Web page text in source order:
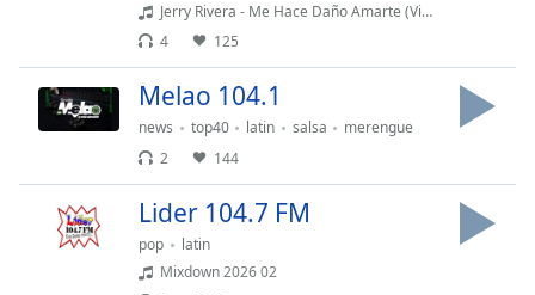
dialog
subtitles
off,
selected
Audio
Picture-
Jerry Rivera - Me Hace Daño Amarte (Video Oficial)
4
125
Melao 104.1
news top40 latin salsa
merengue
2
144
Lider 104.7 FM
pop
latin
Mixdown 2026 02